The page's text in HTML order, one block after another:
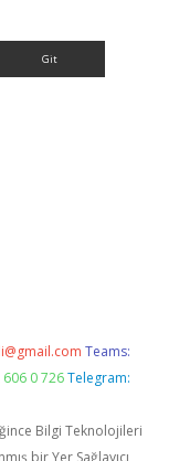
Teams:
0 726 Telegram:
Bilgi Teknolojileri
bir Yer Sağlayıcı